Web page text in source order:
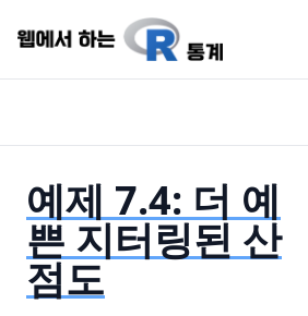
예제 7.4: 더 예
쁜 지터링된 산
점도